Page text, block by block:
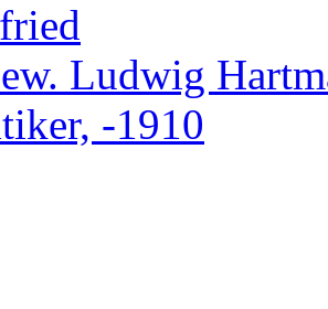
Ludwig
-1910